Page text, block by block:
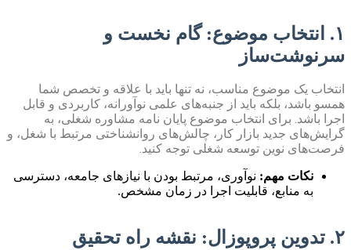
۱. انتخاب موضوع: گام نخست و
سرنوشت‌ساز
انتخاب یک موضوع مناسب، نه تنها باید با علاقه و تخصص شما
همسو باشد، بلکه باید از جنبه‌های علمی نوآورانه، کاربردی و قابل
اجرا باشد. برای انتخاب موضوع پایان نامه مشاوره شغلی، به
گرایش‌های جدید بازار کار، چالش‌های روانشناختی مرتبط با شغل، و
فرصت‌های نوین توسعه شغلی توجه کنید.
نکات مهم: نوآوری، مرتبط بودن با نیازهای جامعه، دسترسی
به منابع، قابلیت اجرا در زمان مشخص.
۲. تدوین پروپوزال: نقشه راه تحقیق